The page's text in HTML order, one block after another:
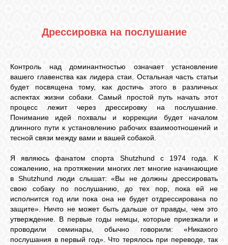
Дрессировка на послушание
Контроль над доминантностью означает установление
вашего главенства как лидера стаи. Остальная часть статьи
будет посвящена тому, как достичь этого в различных
аспектах жизни собаки. Самый простой путь начать этот
процесс лежит через дрессировку на послушание.
Понимание идей похвалы и коррекции будет началом
длинного пути к установлению рабочих взаимоотношений и
тесной связи между вами и вашей собакой.
Я являюсь фанатом спорта Shutzhund с 1974 года. К
сожалению, на протяжении многих лет многие начинающие
в Shutzhund люди слышат: «Вы не должны дрессировать
свою собаку по послушанию, до тех пор, пока ей не
исполнится год или пока она не будет отдрессирована по
защите». Ничто не может быть дальше от правды, чем это
утверждение. В первые годы немцы, которые приезжали и
проводили семинары, обычно говорили: «Никакого
послушания в первый год». Что терялось при переводе, так